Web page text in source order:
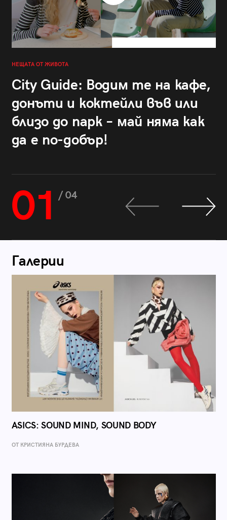
НЕЩАТА ОТ ЖИВОТА
City Guide: Водим те на кафе,
донъти и коктейли във или
близо до парк – май няма как
да е по-добър!
01 / 04
Галерии
ASICS: SOUND MIND, SOUND BODY
ОТ КРИСТИЯНА БУРДЕВА